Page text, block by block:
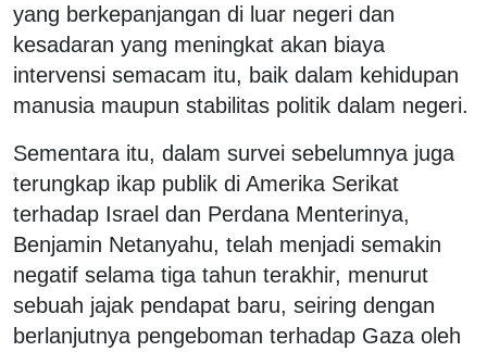
yang berkepanjangan di luar negeri dan
kesadaran yang meningkat akan biaya
intervensi semacam itu, baik dalam kehidupan
manusia maupun stabilitas politik dalam negeri.
Sementara itu, dalam survei sebelumnya juga
terungkap ikap publik di Amerika Serikat
terhadap Israel dan Perdana Menterinya,
Benjamin Netanyahu, telah menjadi semakin
negatif selama tiga tahun terakhir, menurut
sebuah jajak pendapat baru, seiring dengan
berlanjutnya pengeboman terhadap Gaza oleh